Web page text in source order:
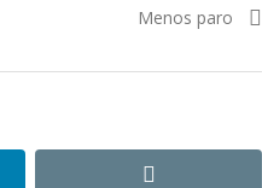
Next
Menos paro